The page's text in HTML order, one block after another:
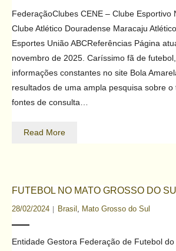
FederaçãoClubes CENE – Clube Esportivo
Clube Atlético Douradense Maracaju
Esportes União ABCReferências Página
novembro de 2025. Caríssimo fã de
informações constantes no site Bola
resultados de uma ampla pesquisa sobre
fontes de consulta…
Read More
FUTEBOL NO MATO GROSSO DO
28/02/2024 Brasil , Mato Grosso do Sul
Entidade Gestora Federação de Futebol